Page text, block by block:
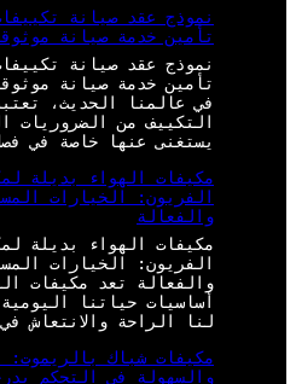
نموذج عقد صيانة
تأمين خدمة صيانة
نموذج عقد صيانة
تأمين خدمة صيانة
في عالمنا الحديث،
التكييف من الضروريات
يستغنى عنها خاصة في
مكيفات الهواء بديلة
الفريون: الخيارات
والفعالة
مكيفات الهواء بديلة
الفريون: الخيارات
والفعالة تعد مكيفات
أساسيات حياتنا
لنا الراحة والانتعاش
مكيفات شباك بالريموت:
والسهولة في التحكم